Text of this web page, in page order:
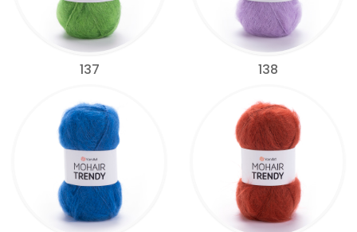
137 138